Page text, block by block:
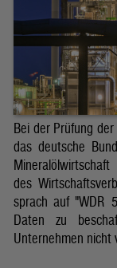
Bei der Prüfung
das deutsche
des
sprach auf "WDR
Daten zu
Unternehmen nicht